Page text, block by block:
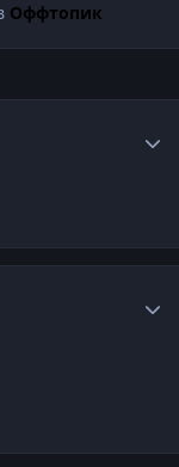
Оффтопик